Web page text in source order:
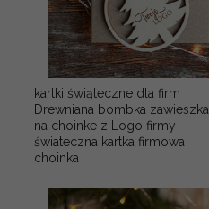
kartki świąteczne dla firm
Drewniana bombka zawieszka
na choinke z Logo firmy
świateczna kartka firmowa
choinka